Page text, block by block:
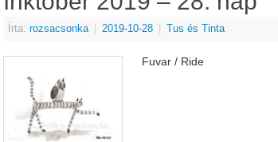
Írta: rozsacsonka 2019-10-28 Tus és Tinta
Fuvar / Ride